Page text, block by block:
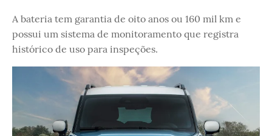
A bateria tem garantia de oito anos ou 160 mil km e
possui um sistema de monitoramento que registra
histórico de uso para inspeções.